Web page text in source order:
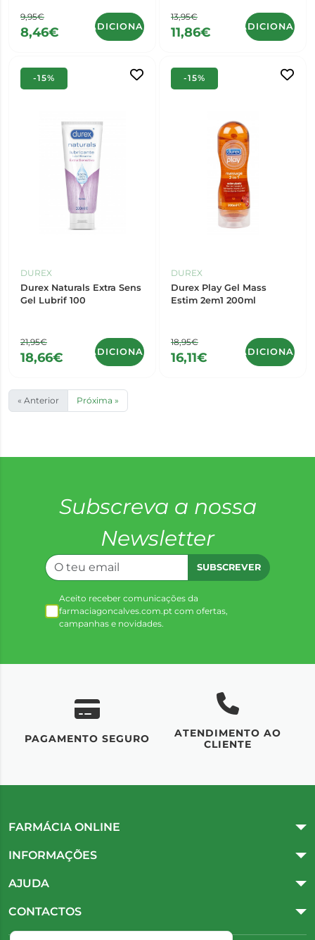
9,95€
8,46€ ADICIONAR
13,95€
11,86€ ADICIONAR
-15%
DUREX
Durex Naturals Extra Sens
Gel Lubrif 100
21,95€
18,66€ ADICIONAR
-15%
DUREX
Durex Play Gel Mass
Estim 2em1 200ml
18,95€
16,11€ ADICIONAR
« Anterior Próxima »
Subscreva a nossa
Newsletter
SUBSCREVER
Aceito receber comunicações da
farmaciagoncalves.com.pt com ofertas,
campanhas e novidades.
PAGAMENTO SEGURO
ATENDIMENTO AO
CLIENTE
FARMÁCIA ONLINE
INFORMAÇÕES
AJUDA
CONTACTOS